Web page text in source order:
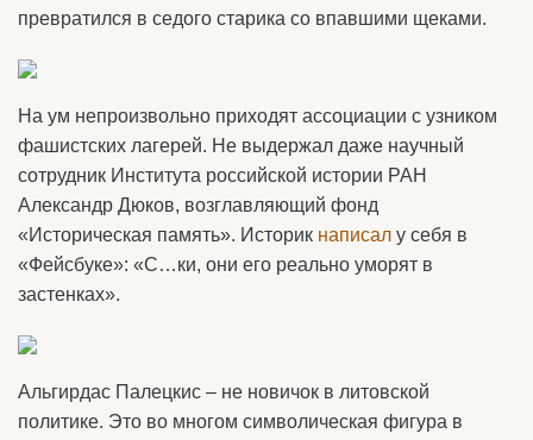
превратился в седого старика со впавшими щеками.
На ум непроизвольно приходят ассоциации с узником
фашистских лагерей. Не выдержал даже научный
сотрудник Института российской истории РАН
Александр Дюков, возглавляющий фонд
«Историческая память». Историк написал у себя в
«Фейсбуке»: «С…ки, они его реально уморят в
застенках».
Альгирдас Палецкис – не новичок в литовской
политике. Это во многом символическая фигура в